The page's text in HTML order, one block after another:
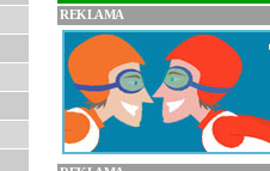
REKLAMA